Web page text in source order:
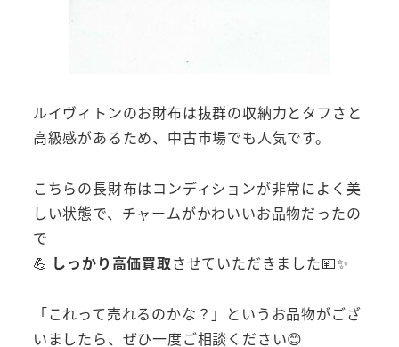
ルイヴィトンのお財布は抜群の収納力とタフさと
高級感があるため、中古市場でも人気です。
こちらの長財布はコンディションが非常によく美
しい状態で、チャームがかわいいお品物だったの
で
💪 しっかり高価買取させていただきました💴✨
「これって売れるのかな？」というお品物がござ
いましたら、ぜひ一度ご相談ください😊